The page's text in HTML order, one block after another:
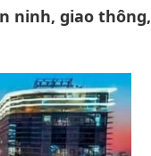
ninh, giao thông,